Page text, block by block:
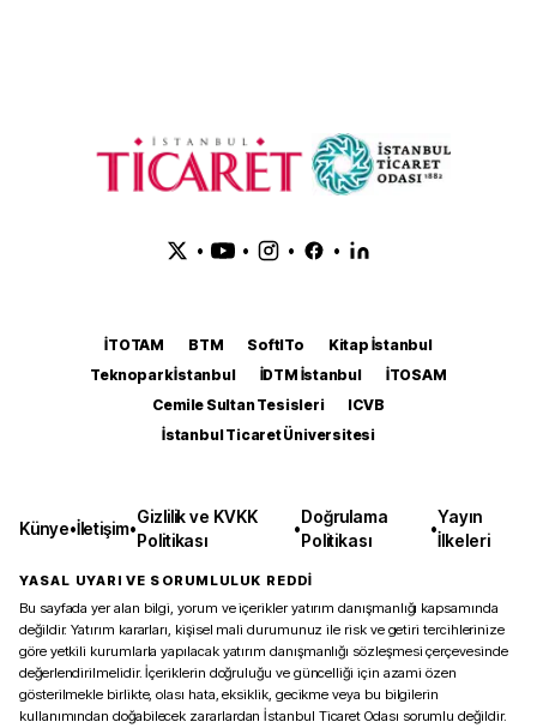
• • • •
İTOTAM BTM SoftITo
Kitap İstanbul
Teknopark İstanbul
İDTM İstanbul
İTOSAM
Cemile Sultan Tesisleri
ICVB
İstanbul Ticaret Üniversitesi
Künye•İletişim•
Gizlilik ve KVKK
Politikası
•
Doğrulama
Politikası
•
Yayın
İlkeleri
YASAL UYARI VE SORUMLULUK REDDİ
Bu sayfada yer alan bilgi, yorum ve içerikler yatırım danışmanlığı kapsamında
değildir. Yatırım kararları, kişisel mali durumunuz ile risk ve getiri tercihlerinize
göre yetkili kurumlarla yapılacak yatırım danışmanlığı sözleşmesi çerçevesinde
değerlendirilmelidir. İçeriklerin doğruluğu ve güncelliği için azami özen
gösterilmekle birlikte, olası hata, eksiklik, gecikme veya bu bilgilerin
kullanımından doğabilecek zararlardan İstanbul Ticaret Odası sorumlu değildir.